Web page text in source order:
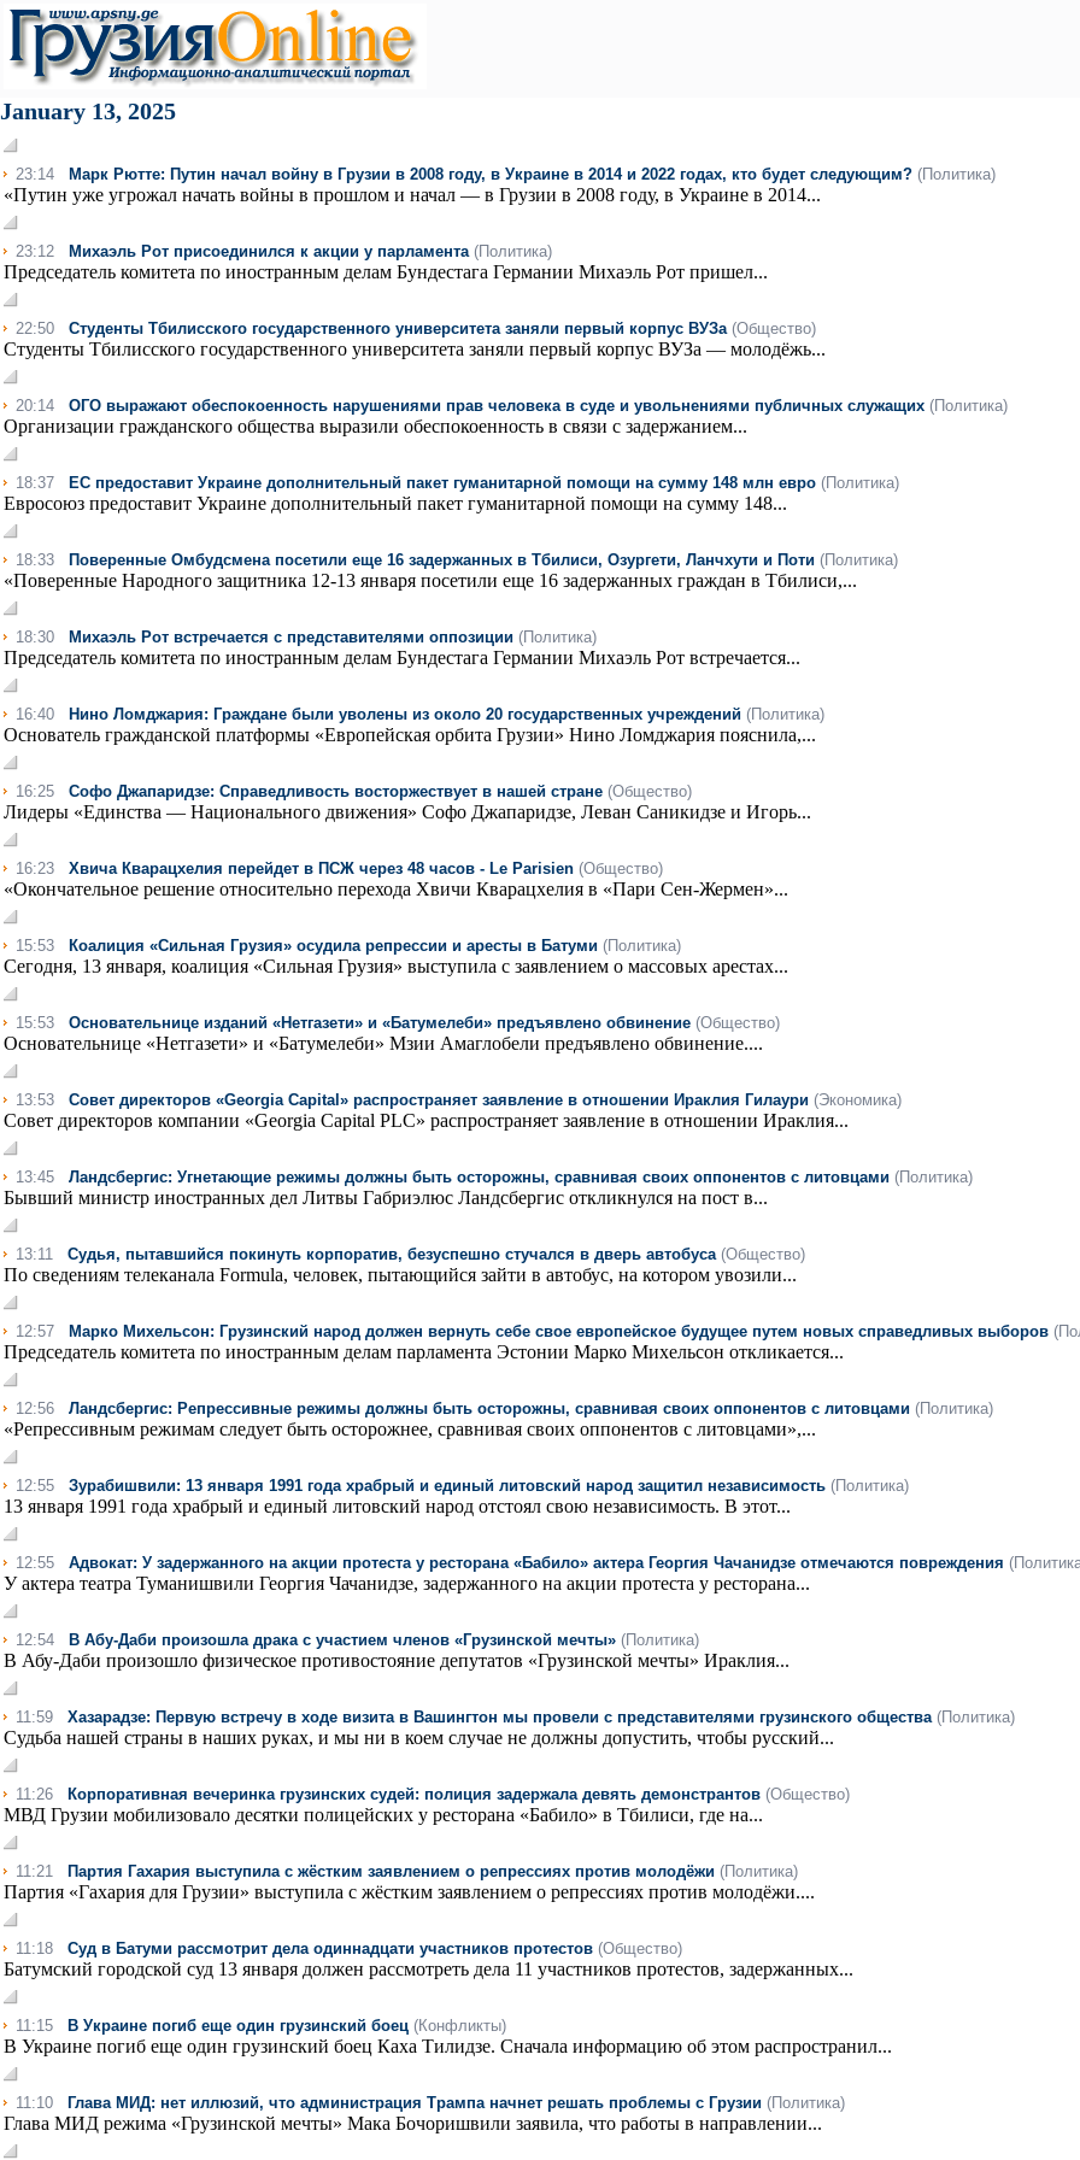
January 13, 2025
23:14 Марк Рютте: Путин начал войну в Грузии в 2008 году, в Украине в 2014 и 2022 годах, кто будет следующим? (Политика)
«Путин уже угрожал начать войны в прошлом и начал — в Грузии в 2008 году, в Украине в 2014...
23:12 Михаэль Рот присоединился к акции у парламента (Политика)
Председатель комитета по иностранным делам Бундестага Германии Михаэль Рот пришел...
22:50 Студенты Тбилисского государственного университета заняли первый корпус ВУЗа (Общество)
Студенты Тбилисского государственного университета заняли первый корпус ВУЗа — молодёжь...
20:14 ОГО выражают обеспокоенность нарушениями прав человека в суде и увольнениями публичных служащих (Политика)
Организации гражданского общества выразили обеспокоенность в связи с задержанием...
18:37 ЕС предоставит Украине дополнительный пакет гуманитарной помощи на сумму 148 млн евро (Политика)
Евросоюз предоставит Украине дополнительный пакет гуманитарной помощи на сумму 148...
18:33 Поверенные Омбудсмена посетили еще 16 задержанных в Тбилиси, Озургети, Ланчхути и Поти (Политика)
«Поверенные Народного защитника 12-13 января посетили еще 16 задержанных граждан в Тбилиси,...
18:30 Михаэль Рот встречается с представителями оппозиции (Политика)
Председатель комитета по иностранным делам Бундестага Германии Михаэль Рот встречается...
16:40 Нино Ломджария: Граждане были уволены из около 20 государственных учреждений (Политика)
Основатель гражданской платформы «Европейская орбита Грузии» Нино Ломджария пояснила,...
16:25 Софо Джапаридзе: Справедливость восторжествует в нашей стране (Общество)
Лидеры «Единства — Национального движения» Софо Джапаридзе, Леван Саникидзе и Игорь...
16:23 Хвича Кварацхелия перейдет в ПСЖ через 48 часов - Le Parisien (Общество)
«Окончательное решение относительно перехода Хвичи Кварацхелия в «Пари Сен-Жермен»...
15:53 Коалиция «Сильная Грузия» осудила репрессии и аресты в Батуми (Политика)
Сегодня, 13 января, коалиция «Сильная Грузия» выступила с заявлением о массовых арестах...
15:53 Основательнице изданий «Нетгазети» и «Батумелеби» предъявлено обвинение (Общество)
Основательнице «Нетгазети» и «Батумелеби» Мзии Амаглобели предъявлено обвинение....
13:53 Совет директоров «Georgia Capital» распространяет заявление в отношении Ираклия Гилаури (Экономика)
Совет директоров компании «Georgia Capital PLC» распространяет заявление в отношении Ираклия...
13:45 Ландсбергис: Угнетающие режимы должны быть осторожны, сравнивая своих оппонентов с литовцами (Политика)
Бывший министр иностранных дел Литвы Габриэлюс Ландсбергис откликнулся на пост в...
13:11 Судья, пытавшийся покинуть корпоратив, безуспешно стучался в дверь автобуса (Общество)
По сведениям телеканала Formula, человек, пытающийся зайти в автобус, на котором увозили...
12:57 Марко Михельсон: Грузинский народ должен вернуть себе свое европейское будущее путем новых справедливых выборов
Председатель комитета по иностранным делам парламента Эстонии Марко Михельсон откликается...
12:56 Ландсбергис: Репрессивные режимы должны быть осторожны, сравнивая своих оппонентов с литовцами (Политика)
«Репрессивным режимам следует быть осторожнее, сравнивая своих оппонентов с литовцами»,...
12:55 Зурабишвили: 13 января 1991 года храбрый и единый литовский народ защитил независимость (Политика)
13 января 1991 года храбрый и единый литовский народ отстоял свою независимость. В этот...
12:55 Адвокат: У задержанного на акции протеста у ресторана «Бабило» актера Георгия Чачанидзе отмечаются повреждения
У актера театра Туманишвили Георгия Чачанидзе, задержанного на акции протеста у ресторана...
12:54 В Абу-Даби произошла драка с участием членов «Грузинской мечты» (Политика)
В Абу-Даби произошло физическое противостояние депутатов «Грузинской мечты» Ираклия...
11:59 Хазарадзе: Первую встречу в ходе визита в Вашингтон мы провели с представителями грузинского общества (Политика)
Судьба нашей страны в наших руках, и мы ни в коем случае не должны допустить, чтобы русский...
11:26 Корпоративная вечеринка грузинских судей: полиция задержала девять демонстрантов (Общество)
МВД Грузии мобилизовало десятки полицейских у ресторана «Бабило» в Тбилиси, где на...
11:21 Партия Гахария выступила с жёстким заявлением о репрессиях против молодёжи (Политика)
Партия «Гахария для Грузии» выступила с жёстким заявлением о репрессиях против молодёжи....
11:18 Суд в Батуми рассмотрит дела одиннадцати участников протестов (Общество)
Батумский городской суд 13 января должен рассмотреть дела 11 участников протестов, задержанных...
11:15 В Украине погиб еще один грузинский боец (Конфликты)
В Украине погиб еще один грузинский боец Каха Тилидзе. Сначала информацию об этом распространил...
11:10 Глава МИД: нет иллюзий, что администрация Трампа начнет решать проблемы с Грузии (Политика)
Глава МИД режима «Грузинской мечты» Мака Бочоришвили заявила, что работы в направлении...